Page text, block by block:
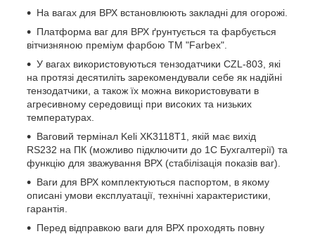
На вагах для ВРХ встановлюють закладні для огорожі.
Платформа ваг для ВРХ ґрунтується та фарбується
вітчизняною преміум фарбою ТМ "Farbex".
У вагах використовуються тензодатчики CZL-803, які
на протязі десятиліть зарекомендували себе як надійні
тензодатчики, а також їх можна використовувати в
агресивному середовищі при високих та низьких
температурах.
Ваговий термінал Keli XK3118T1, якій має вихід
RS232 на ПК (можливо підключити до 1С Бухгалтерії) та
функцію для зважування ВРХ (стабілізація показів ваг).
Ваги для ВРХ комплектуються паспортом, в якому
описані умови експлуатації, технічні характеристики,
гарантія.
Перед відправкою ваги для ВРХ проходять повну